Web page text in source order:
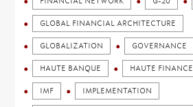
GLOBAL FINANCIAL ARCHITECTURE
GLOBALIZATION GOVERNANCE
HAUTE BANQUE HAUTE FINANCE
IMF IMPLEMENTATION